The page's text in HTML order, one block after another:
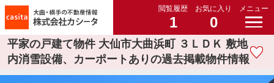
閲覧履歴
1
お気に入り
0
メニュー
平家の戸建て物件 大仙市大曲浜町 ３ＬＤＫ 敷地
内消雪設備、カーポートありの過去掲載物件情報